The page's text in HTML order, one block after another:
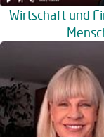
Wirtschaft und